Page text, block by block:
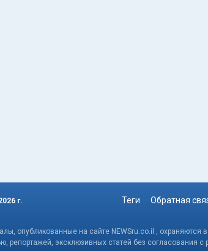
г. Теги Обратная
опубликованные на сайте NEWSru.co.il , охраняются
репортажей, эксклюзивных статей без согласования